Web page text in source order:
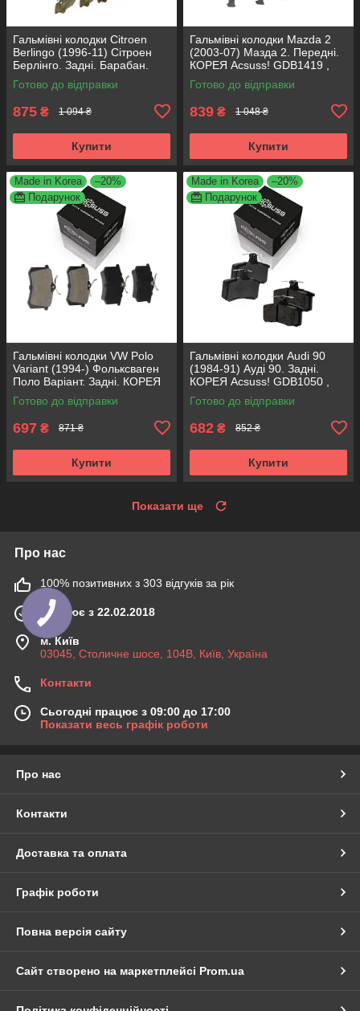
Гальмівні колодки Citroen
Berlingo (1996-11) Сітроен
Берлінго. Задні. Барабан.
КОРЕЯ Acsuss! GS8635 ,
FSB567
Готово до відправки
875 ₴ 1 094 ₴
Купити
Гальмівні колодки Mazda 2
(2003-07) Мазда 2. Передні.
КОРЕЯ Acsuss! GDB1419 ,
FDB1394
Готово до відправки
839 ₴ 1 048 ₴
Купити
Made in Korea
–20%
Подарунок
Гальмівні колодки VW Polo
Variant (1994-) Фольксваген
Поло Варіант. Задні. КОРЕЯ
Acsuss! GDB1330 , FDB1083 ,
FDB1491 , FDB4260
Готово до відправки
697 ₴ 871 ₴
Купити
Made in Korea
–20%
Подарунок
Гальмівні колодки Audi 90
(1984-91) Ауді 90. Задні.
КОРЕЯ Acsuss! GDB1050 ,
FDB222
Готово до відправки
682 ₴ 852 ₴
Купити
Показати ще
Про нас
100% позитивних з 303 відгуків за рік
Працює з 22.02.2018
м. Київ
03045, Столичне шосе, 104B, Київ, Україна
Контакти
Сьогодні працює з 09:00 до 17:00
Показати весь графік роботи
Про нас
Контакти
Доставка та оплата
Графік роботи
Повна версія сайту
Сайт створено на маркетплейсі Prom.ua